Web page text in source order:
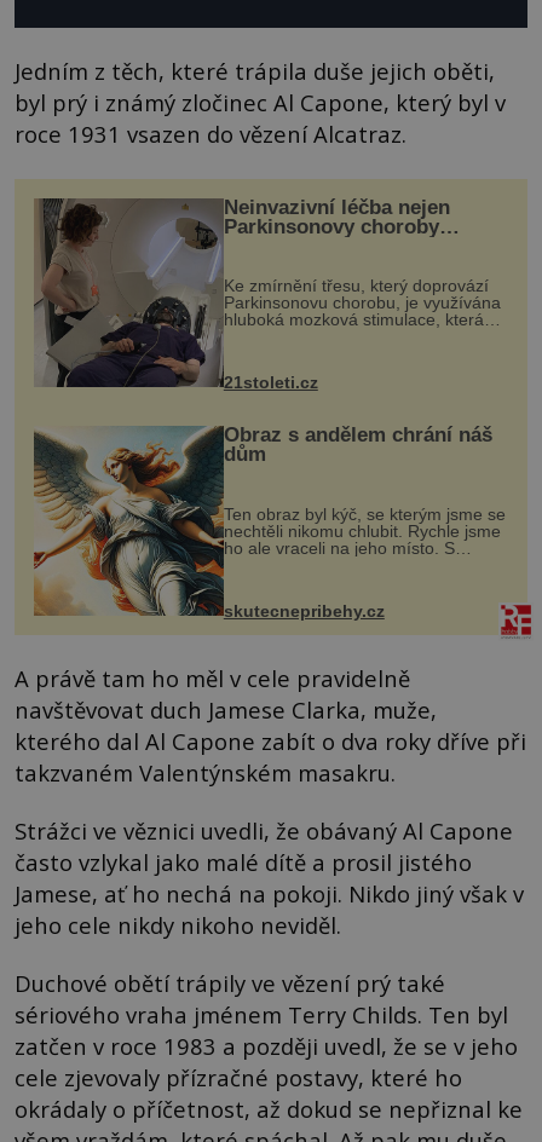
Jedním z těch, které trápila duše jejich oběti,
byl prý i známý zločinec Al Capone, který byl v
roce 1931 vsazen do vězení Alcatraz.
Neinvazivní léčba nejen
Parkinsonovy choroby
Ke zmírnění třesu, který doprovází
Parkinsonovu chorobu, je využívána
hluboká mozková stimulace, která
však vyžaduje vysoce invazivní
zákrok. Ultrazvuk zase není vhodný
k dostatečně přesnému zacílení ...
21stoleti.cz
Obraz s andělem chrání náš
dům
Ten obraz byl kýč, se kterým jsme se
nechtěli nikomu chlubit. Rychle jsme
ho ale vraceli na jeho místo. S
manželem Vaškem jsme si pořídili
chaloupku, takový domek na severu
Čech, kde jsme si naplánova...
skutecnepribehy.cz
A právě tam ho měl v cele pravidelně
navštěvovat duch Jamese Clarka, muže,
kterého dal Al Capone zabít o dva roky dříve při
takzvaném Valentýnském masakru.
Strážci ve věznici uvedli, že obávaný Al Capone
často vzlykal jako malé dítě a prosil jistého
Jamese, ať ho nechá na pokoji. Nikdo jiný však v
jeho cele nikdy nikoho neviděl.
Duchové obětí trápily ve vězení prý také
sériového vraha jménem Terry Childs. Ten byl
zatčen v roce 1983 a později uvedl, že se v jeho
cele zjevovaly přízračné postavy, které ho
okrádaly o příčetnost, až dokud se nepřiznal ke